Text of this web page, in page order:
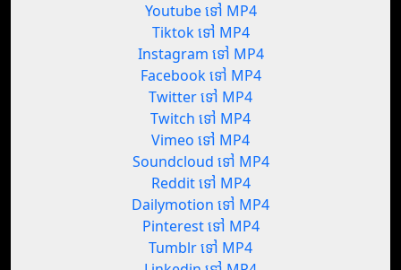
Youtube ទៅ MP4
Tiktok ទៅ MP4
Instagram ទៅ MP4
Facebook ទៅ MP4
Twitter ទៅ MP4
Twitch ទៅ MP4
Vimeo ទៅ MP4
Soundcloud ទៅ MP4
Reddit ទៅ MP4
Dailymotion ទៅ MP4
Pinterest ទៅ MP4
Tumblr ទៅ MP4